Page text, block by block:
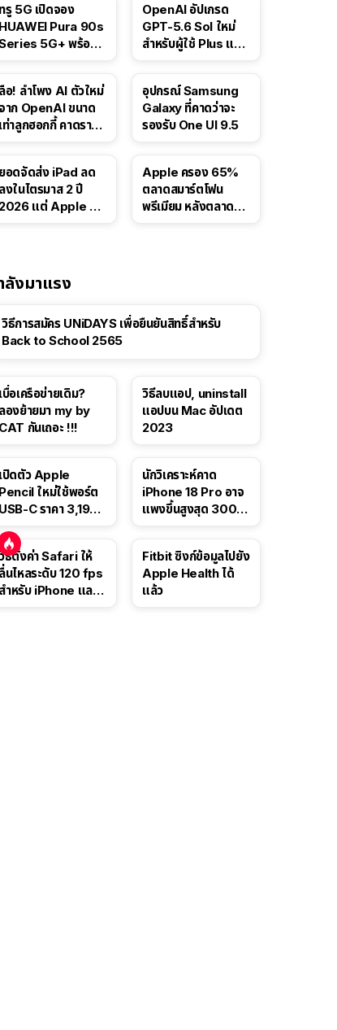
ทรู 5G เปิดจอง
HUAWEI Pura 90s
5G+ พร้อม
OpenAI อัปเกรด
GPT-5.6 Sol ใหม่
สำหรับผู้ใช้ Plus และ
อ! ลำโพง AI ตัวใหม่
จาก OpenAI ขนาด
เท่าลูกฮอกกี้ คาดราคา
อุปกรณ์ Samsung
Galaxy ที่คาดว่าจะ
รองรับ One UI 9.5
ยอดจัดส่ง iPad ลด
ลงในไตรมาส 2 ปี
2026 แต่ Apple ยัง
Apple ครอง 65%
ตลาดสมาร์ตโฟน
พรีเมียม หลังตลาดทำ
ลังมาแรง
วิธีการสมัคร UNiDAYS เพื่อยืนยันสิทธิ์สำหรับ
Back to School 2565
เบื่อเครือข่ายเดิม?
ลองย้ายมา my by
CAT กันเถอะ !!!
วิธีลบแอป, uninstall
แอปบน Mac อัปเดต
2023
เปิดตัว Apple
Pencil ใหม่ใช้พอร์ต
USB-C ราคา 3,190
นี้
นักวิเคราะห์คาด
iPhone 18 Pro อาจ
แพงขึ้นสูงสุด 300
ธีตั้งค่า Safari ให้
นไหลระดับ 120 fps
สำหรับ iPhone และ
Fitbit ซิงก์ข้อมูลไปยัง
Apple Health ได้
แล้ว